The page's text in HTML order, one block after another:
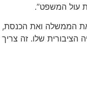
עול המשפט”.
את הממשלה ואת הכנסת,
הציבורית שלו. זה צריך